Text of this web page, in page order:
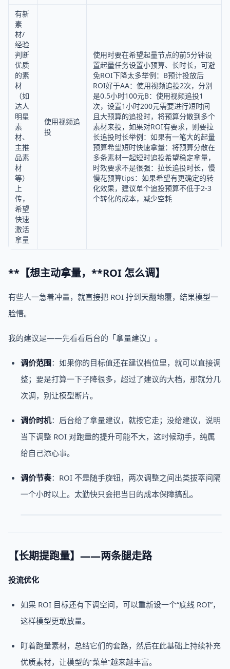
有新
素
材/
经验
判断
优质
的素
材
（如
达人
明星
素
材、
主推
品素
材
等）
上
传，
希望
快速
激活
拿量
使用视频追
投
使用时要在希望起量节点的前5分钟设
置起量任务设置小预算、长时长，可避
免ROI下降太多举例：B预计投放后
ROI好于AA：使用视频追投2次，分别
是0.5小时100元B：使用视频追投1
次，设置1小时200元需要进行短时间
且大预算的追投时，将预算分散到多个
素材来投，如果对ROI有要求，则要拉
长追投时长举例：如果有一笔大的起量
预算希望短时快速拿量：将预算分散在
多条素材一起短时追投希望稳定拿量，
时效要求不是很强：拉长追投时长，慢
慢花预算tips：如果希望有更确定的转
化效果，建议单个追投预算不低于2-3
个转化的成本，减少空耗
**【想主动拿量，**ROI 怎么调】
有些人一急着冲量，就直接把 ROI 拧到天翻地覆，结果模型一
脸懵。
我的建议是——先看看后台的「拿量建议」。
调价范围：如果你的目标值还在建议档位里，就可以直接调
整；要是打算一下子降很多，超过了建议的大档，那就分几
次调，别让模型断片。
调价时机：后台给了拿量建议，就按它走；没给建议，说明
当下调整 ROI 对跑量的提升可能不大，这时候动手，纯属
给自己添心事。
调价节奏：ROI 不是随手旋钮，两次调整之间出类拔萃间隔
一个小时以上。太勤快只会把当日的成本保障搞乱。
【长期提跑量】——两条腿走路
投流优化
如果 ROI 目标还有下调空间，可以重新设一个“底线 ROI”，
这样模型更敢放量。
盯着跑量素材，总结它们的套路，然后在此基础上持续补充
优质素材，让模型的“菜单”越来越丰富。